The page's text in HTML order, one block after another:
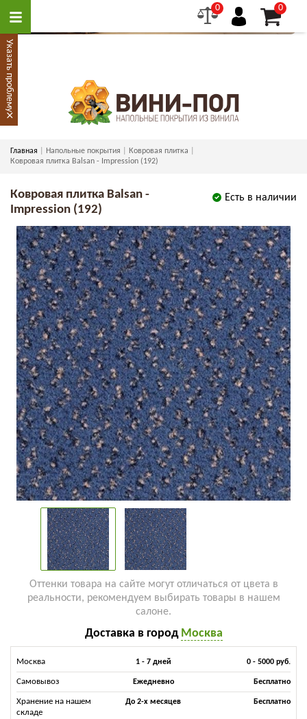
0 0
Главная Напольные покрытия
Ковровая плитка
Ковровая плитка Balsan - Impression (192)
Есть в наличии
Ковровая плитка Balsan -
Impression (192)
Оттенки товара на сайте могут отличаться от цвета в
реальности, рекомендуем выбирать товары в нашем
салоне.
Доставка в город Москва
Москва 1 - 7 дней 0 - 5000 руб.
Самовывоз Ежедневно Бесплатно
Хранение на нашем
складе
До 2-х месяцев Бесплатно
Указать проблему
×